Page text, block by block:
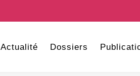
Actualité Dossiers